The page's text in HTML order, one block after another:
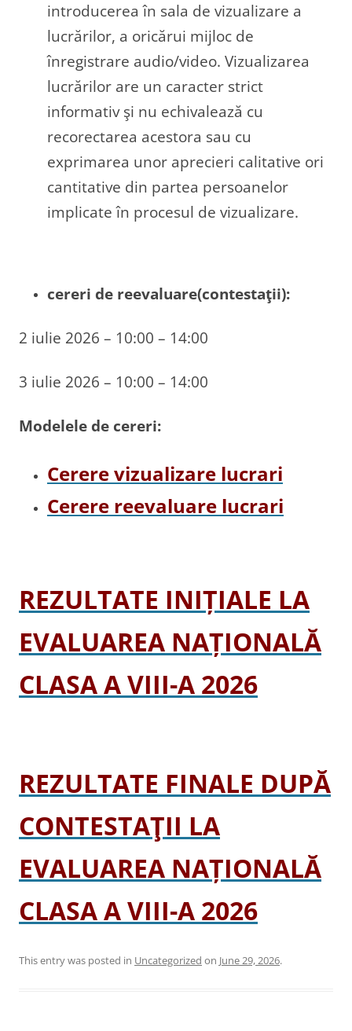
introducerea în sala de vizualizare a
lucrărilor, a oricărui mijloc de
înregistrare audio/video. Vizualizarea
lucrărilor are un caracter strict
informativ şi nu echivalează cu
recorectarea acestora sau cu
exprimarea unor aprecieri calitative ori
cantitative din partea persoanelor
implicate în procesul de vizualizare.
cereri de reevaluare(contestaţii):
2 iulie 2026 – 10:00 – 14:00
3 iulie 2026 – 10:00 – 14:00
Modelele de cereri:
Cerere vizualizare lucrari
Cerere reevaluare lucrari
REZULTATE INIȚIALE LA
EVALUAREA NAȚIONALĂ
CLASA A VIII-A 2026
REZULTATE FINALE DUPĂ
CONTESTAŢII LA
EVALUAREA NAȚIONALĂ
CLASA A VIII-A 2026
This entry was posted in Uncategorized on June 29, 2026.